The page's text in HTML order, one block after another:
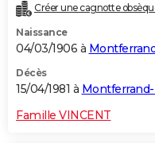
Créer une cagnotte
Naissance
04/03/1906 à
Décès
15/04/1981 à
Famille VINCENT